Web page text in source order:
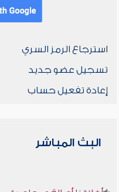
استرجاع الرمز السري
تسجيل عضو جديد
إعادة تفعيل حساب
البث المباشر